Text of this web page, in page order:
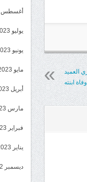
العميد
ابنته
أغسطس 2023
يوليو 2023
يونيو 2023
مايو 2023
أبريل 2023
مارس 2023
فبراير 2023
يناير 2023
ديسمبر 2022